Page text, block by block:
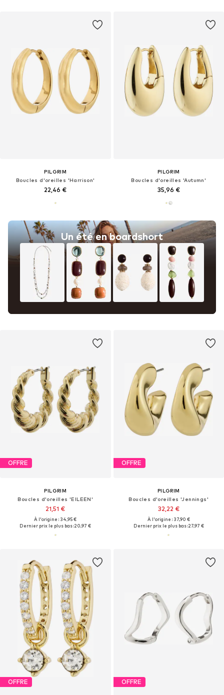
PILGRIM
Boucles d'oreilles 'Harrison'
22,46 €
Un été en boardshort
PILGRIM
Boucles d'oreilles 'Autumn'
35,96 €
OFFRE
PILGRIM
Boucles d'oreilles 'EILEEN'
21,51 €
À l'origine : 34,95 €
Dernier prix le plus bas :20,97 €
OFFRE
PILGRIM
Boucles d'oreilles 'Jennings'
32,22 €
À l'origine : 37,90 €
Dernier prix le plus bas :27,97 €
OFFRE OFFRE